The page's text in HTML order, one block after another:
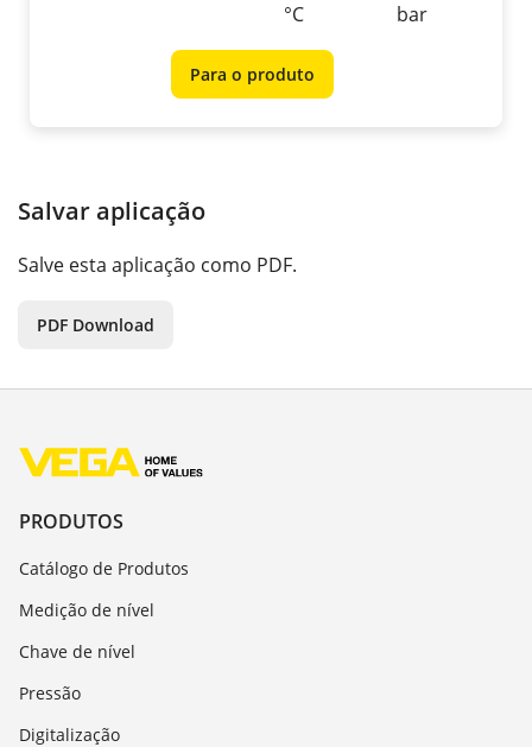
°C
bar
Para o produto
Salvar aplicação
Salve esta aplicação como PDF.
PDF Download
PRODUTOS
Catálogo de Produtos
Medição de nível
Chave de nível
Pressão
Digitalização